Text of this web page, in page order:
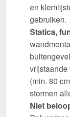
en
gebruiken.
Statica,
(min. 80
stormen
Niet